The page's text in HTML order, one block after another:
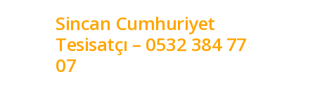
Sincan Cumhuriyet
Tesisatçı – 0532 384 77
07